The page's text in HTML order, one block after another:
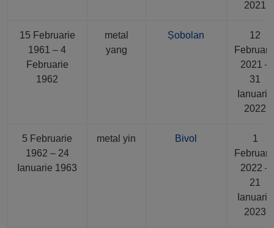
2021
15 Februarie
1961 – 4
Februarie
1962
metal
yang
Șobolan
12
2021 –
31
Ianuarie
2022
5 Februarie
1962 – 24
Ianuarie 1963
metal yin Bivol
1
2022 –
21
Ianuarie
2023